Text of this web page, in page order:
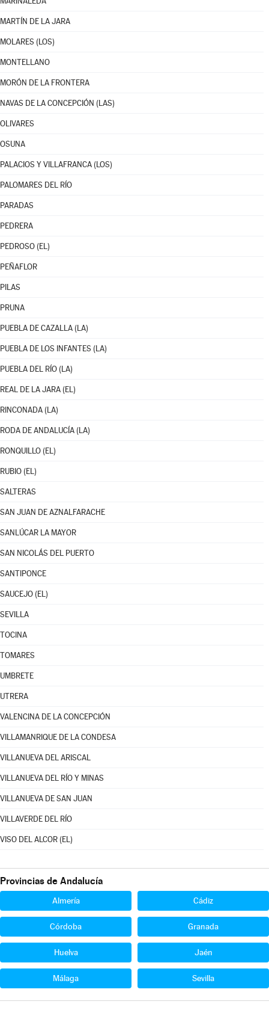
MARTÍN DE LA JARA
MOLARES (LOS)
MONTELLANO
MORÓN DE LA FRONTERA
NAVAS DE LA CONCEPCIÓN (LAS)
OLIVARES
OSUNA
PALACIOS Y VILLAFRANCA (LOS)
PALOMARES DEL RÍO
PARADAS
PEDRERA
PEDROSO (EL)
PEÑAFLOR
PILAS
PRUNA
PUEBLA DE CAZALLA (LA)
PUEBLA DE LOS INFANTES (LA)
PUEBLA DEL RÍO (LA)
REAL DE LA JARA (EL)
RINCONADA (LA)
RODA DE ANDALUCÍA (LA)
RONQUILLO (EL)
RUBIO (EL)
SALTERAS
SAN JUAN DE AZNALFARACHE
SANLÚCAR LA MAYOR
SAN NICOLÁS DEL PUERTO
SANTIPONCE
SAUCEJO (EL)
SEVILLA
TOCINA
TOMARES
UMBRETE
UTRERA
VALENCINA DE LA CONCEPCIÓN
VILLAMANRIQUE DE LA CONDESA
VILLANUEVA DEL ARISCAL
VILLANUEVA DEL RÍO Y MINAS
VILLANUEVA DE SAN JUAN
VILLAVERDE DEL RÍO
VISO DEL ALCOR (EL)
Provincias de Andalucía
Almería Cádiz
Córdoba Granada
Huelva Jaén
Málaga Sevilla